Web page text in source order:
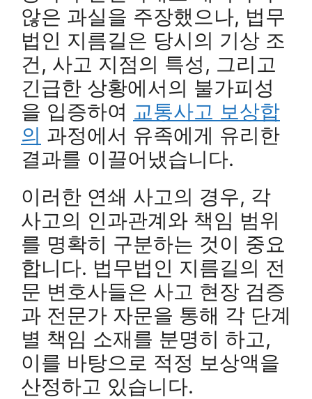
않은 과실을 주장했으나, 법무
법인 지름길은 당시의 기상 조
건, 사고 지점의 특성, 그리고
긴급한 상황에서의 불가피성
을 입증하여 교통사고 보상합
의 과정에서 유족에게 유리한
결과를 이끌어냈습니다.
이러한 연쇄 사고의 경우, 각
사고의 인과관계와 책임 범위
를 명확히 구분하는 것이 중요
합니다. 법무법인 지름길의 전
문 변호사들은 사고 현장 검증
과 전문가 자문을 통해 각 단계
별 책임 소재를 분명히 하고,
이를 바탕으로 적정 보상액을
산정하고 있습니다.